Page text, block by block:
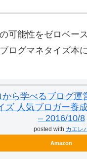
可能性をゼロベー
ログマネタイズ本
から学べるブログ運
ズ 人気ブロガー養
– 2016/10/8
posted with カエレ
Amazon